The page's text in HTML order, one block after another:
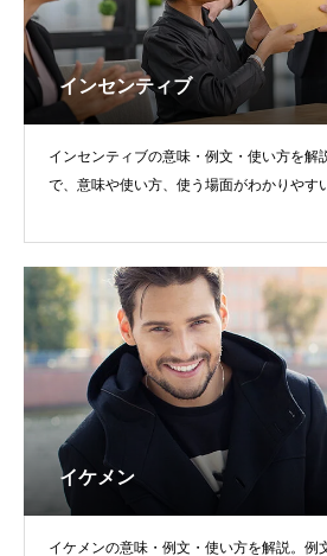
インセンティブ
インセンティブの意味・例文・使い方を解
で、意味や使い方、使う場面がわかりやす
イケメン
イケメンの意味・例文・使い方を解説。例